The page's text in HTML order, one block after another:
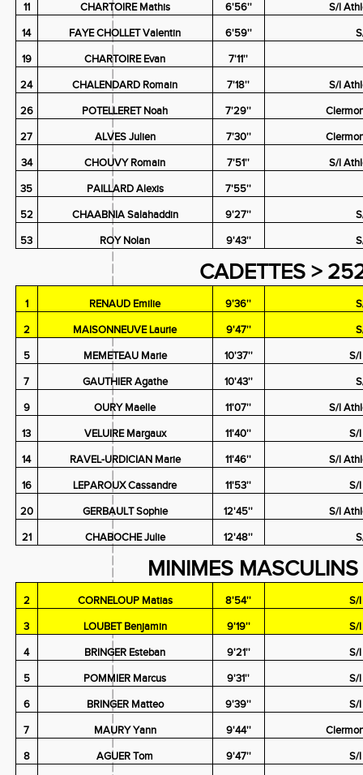
11 CHARTOIRE Mathis 6'56''
S/l
14
FAYE CHOLLET Valentin 6'59''
19
CHARTOIRE Evan
7'11''
24
CHALENDARD Romain 7'18''
S/l
26
POTELLERET Noah 7'29''
27
ALVES Julien 7'30''
34
CHOUVY Romain 7'51''
S/l
35
PAILLARD Alexis
7'55''
52
CHAABNIA Salahaddin 9'27''
53
ROY Nolan 9'43''
CADETTES >
1 RENAUD Emilie 9'36''
2
MAISONNEUVE Laurie 9'47''
5
MEMETEAU Marie 10'37''
S/
7
GAUTHIER Agathe 10'43''
9
OURY Maelle 11'07''
S/l
13
VELUIRE Margaux 11'40''
S/
14
RAVEL-URDICIAN Marie 11'46''
S/l
16
LEPAROUX Cassandre 11'53''
S/
20
GERBAULT Sophie 12'45''
S/l
21
CHABOCHE Julie 12'48''
MINIMES
2 CORNELOUP Matias 8'54''
S/
3
LOUBET Benjamin 9'19''
S/
4
BRINGER Esteban 9'21''
S/
5
POMMIER Marcus 9'31''
S/
6
BRINGER Matteo 9'39''
S/
7
MAURY Yann 9'44''
8
AGUER Tom 9'47''
S/